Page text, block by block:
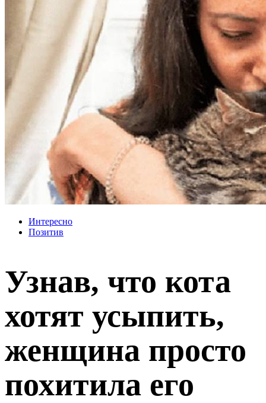
Интересно
Позитив
Узнав, что кота
хотят усыпить,
женщина просто
похитила его